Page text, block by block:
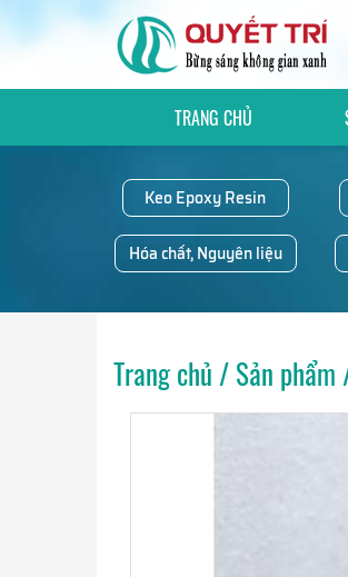
TRANG CHỦ
Keo Epoxy Resin
Hóa chất, Nguyên liệu
Trang chủ /Sản phẩm